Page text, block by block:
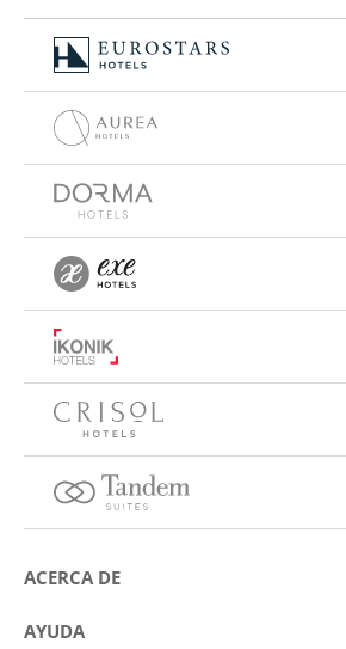
ACERCA DE
Sobre Eurostars Hotel Company
AYUDA